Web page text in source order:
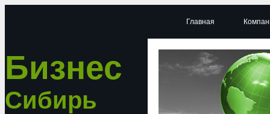
Бизнес
Сибирь
Главная